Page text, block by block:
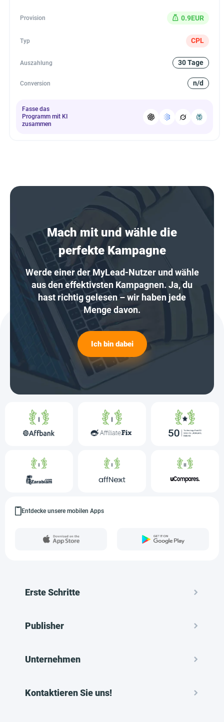
Provision 0.9EUR
Typ CPL
Auszahlung 30 Tage
Conversion n/d
Fasse das
Programm mit KI
zusammen
Mach mit und wähle die
perfekte Kampagne
Werde einer der MyLead-Nutzer und wähle
aus den effektivsten Kampagnen. Ja, du
hast richtig gelesen – wir haben jede
Menge davon.
Ich bin dabei
Entdecke unsere mobilen Apps
Erste Schritte
Publisher
Unternehmen
Kontaktieren Sie uns!